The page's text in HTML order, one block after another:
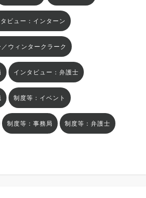
ビュー：インターン
ウィンタークラーク
インタビュー：弁護士
制度等：イベント
制度等：事務局 制度等：弁護士